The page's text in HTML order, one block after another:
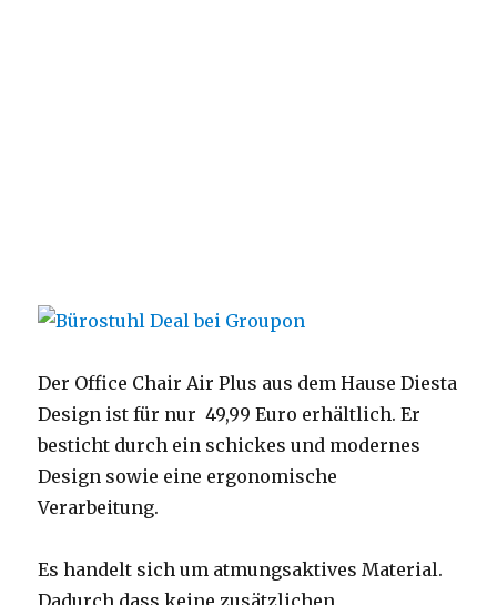
Der Office Chair Air Plus aus dem Hause Diesta
Design ist für nur 49,99 Euro erhältlich. Er
besticht durch ein schickes und modernes
Design sowie eine ergonomische
Verarbeitung.
Es handelt sich um atmungsaktives Material.
Dadurch dass keine zusätzlichen